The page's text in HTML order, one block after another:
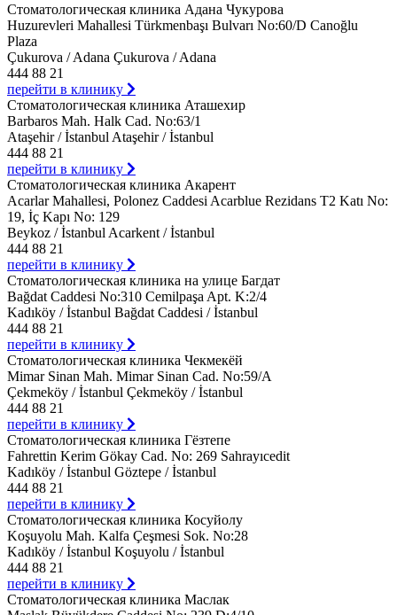
Стоматологическая клиника Адана Чукурова
Huzurevleri Mahallesi Türkmenbaşı Bulvarı No:60/D Canoğlu
Plaza
Çukurova / Adana Çukurova / Adana
444 88 21
перейти в клинику
Стоматологическая клиника Аташехир
Barbaros Mah. Halk Cad. No:63/1
Ataşehir / İstanbul Ataşehir / İstanbul
444 88 21
перейти в клинику
Стоматологическая клиника Акарент
Acarlar Mahallesi, Polonez Caddesi Acarblue Rezidans T2 Katı No:
19, İç Kapı No: 129
Beykoz / İstanbul Acarkent / İstanbul
444 88 21
перейти в клинику
Стоматологическая клиника на улице Багдат
Bağdat Caddesi No:310 Cemilpaşa Apt. K:2/4
Kadıköy / İstanbul Bağdat Caddesi / İstanbul
444 88 21
перейти в клинику
Стоматологическая клиника Чекмекёй
Mimar Sinan Mah. Mimar Sinan Cad. No:59/A
Çekmeköy / İstanbul Çekmeköy / İstanbul
444 88 21
перейти в клинику
Стоматологическая клиника Гёзтепе
Fahrettin Kerim Gökay Cad. No: 269 Sahrayıcedit
Kadıköy / İstanbul Göztepe / İstanbul
444 88 21
перейти в клинику
Стоматологическая клиника Косуйолу
Koşuyolu Mah. Kalfa Çeşmesi Sok. No:28
Kadıköy / İstanbul Koşuyolu / İstanbul
444 88 21
перейти в клинику
Стоматологическая клиника Маслак